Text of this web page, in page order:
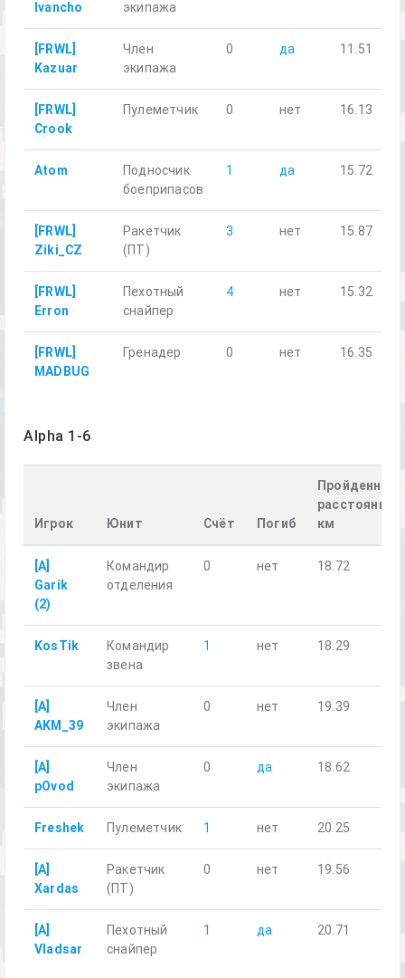
Ivancho экипажа
[FRWL]
Kazuar
Член
экипажа
0 да 11.51
[FRWL]
Crook
Пулеметчик 0 нет 16.13
Atom
Подносчик
боеприпасов
1 да 15.72
[FRWL]
Ziki_CZ
Ракетчик
(ПТ)
3 нет 15.87
[FRWL]
Erron
Пехотный
снайпер
4 нет 15.32
[FRWL]
MADBUG
Гренадер 0 нет 16.35
Alpha 1-6
Игрок Юнит Счёт Погиб
Пройденное
расстояние,
км
[A]
Garik
(2)
Командир
отделения
0 нет 18.72
KosTik
Командир
звена
1 нет 18.29
[A]
AKM_39
Член
экипажа
0 нет 19.39
[A]
pOvod
Член
экипажа
0 да 18.62
Freshek Пулеметчик 1 нет 20.25
[A]
Xardas
Ракетчик
(ПТ)
0 нет 19.56
[A]
Vladsar
Пехотный
снайпер
1 да 20.71